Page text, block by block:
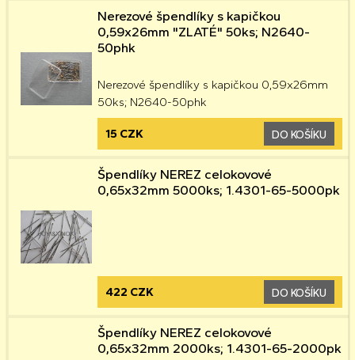
Nerezové špendlíky s kapičkou
0,59x26mm "ZLATÉ" 50ks; N2640-
50phk
Nerezové špendlíky s kapičkou 0,59x26mm
50ks; N2640-50phk
15 CZK DO KOŠÍKU
Špendlíky NEREZ celokovové
0,65x32mm 5000ks; 1.4301-65-5000pk
422 CZK DO KOŠÍKU
Špendlíky NEREZ celokovové
0,65x32mm 2000ks; 1.4301-65-2000pk